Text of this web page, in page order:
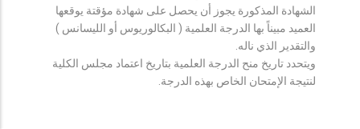
الشهادة المذكورة يجوز أن يحصل على شهادة مؤقتة يوقعها
العميد مبيناً بها الدرجة العلمية ( البكالوريوس أو الليسانس )
والتقدير الذي ناله.
ويتحدد تاريخ منح الدرجة العلمية بتاريخ اعتماد مجلس الكلية
لنتيجة الإمتحان الخاص بهذه الدرجة.